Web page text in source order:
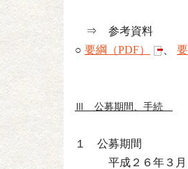
⇒ 参考資料
○ 要綱（PDF）
Ⅲ 公募期間、手続
１ 公募期間
平成２６年３月２